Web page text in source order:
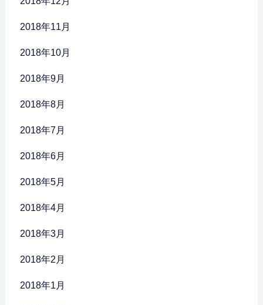
2018年11月
2018年10月
2018年9月
2018年8月
2018年7月
2018年6月
2018年5月
2018年4月
2018年3月
2018年2月
2018年1月